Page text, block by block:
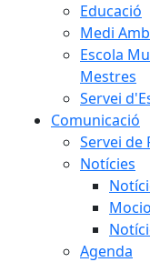
Educació
Medi
Escola
Mestres
Servei
Comunicació
Servei de
Notícies
Agenda